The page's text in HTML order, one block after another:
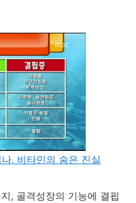
, 비타민의 숨은 진실
, 골격성장의 기능에 결핍